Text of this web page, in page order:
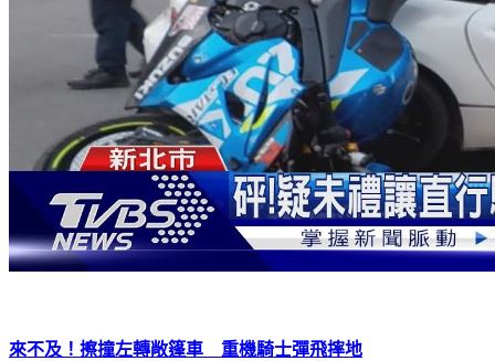
來不及！擦撞左轉敞篷車 重機騎士彈飛摔地